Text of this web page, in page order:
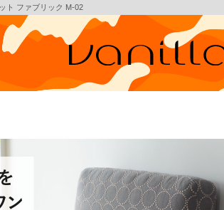
ト ファブリック M-02